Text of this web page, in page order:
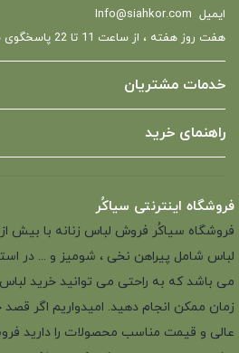
ایمیل Info@siahkor.com
هفت روز هفته ، از ساعت 11 تا 22 پاسخگوی شما هستیم.
خدمات مشتریان
راهنمای خرید
فروشگاه اینترنتی سیاکُر
لباس شامل پیراهن نخی ، شومیز و ... در
می باشد که به راحتی می توانید خرید لباس
زمان ممکن انجام دهید. امیدواریم اگر قصد
عالی و قیمت مناسب محصولات را دارید